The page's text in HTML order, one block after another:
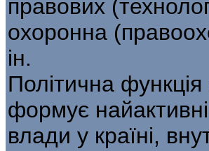
правових
охоронна
ін.
Політична
формує
влади у країні,